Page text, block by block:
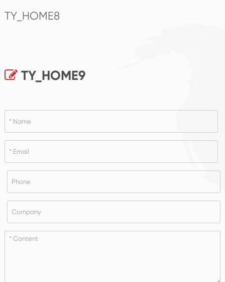
TY_HOME8
TY_HOME9